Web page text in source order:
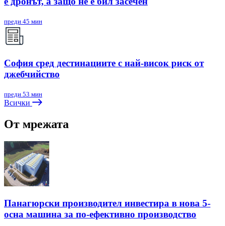
преди 45 мин
София сред дестинациите с най-висок риск от
джебчийство
преди 53 мин
Всички
От мрежата
Панагюрски производител инвестира в нова 5-
осна машина за по-ефективно производство